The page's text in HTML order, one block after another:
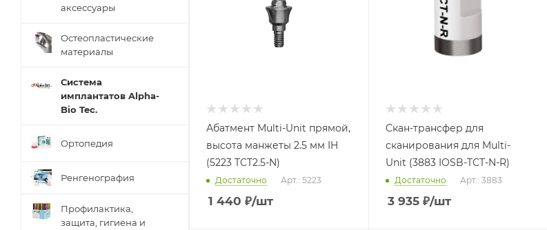
Абатмент Multi-Unit прямой,
высота манжеты 2.5 мм IH
(5223 TCT2.5-N)
Достаточно Арт.: 5223
1 440 ₽/шт
Cкан-трансфер для
сканирования для Multi-
Unit (3883 IOSB-TCT-N-R)
Достаточно Арт.: 3883
3 935₽/шт
аксессуары
Остеопластические
материалы
Система
имплантатов Alpha-
Bio Tec.
Ортопедия
Ренгенография
Профилактика,
защита, гигиена и